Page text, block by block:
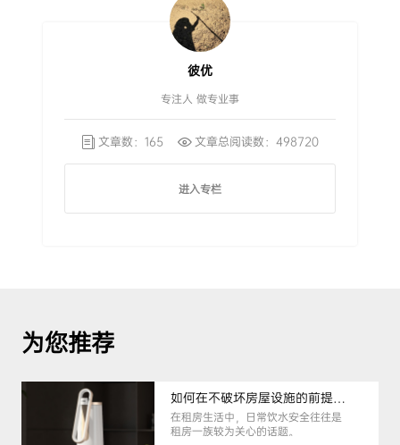
彼优
专注人 做专业事
文章数：165 文章总阅读数：498720
进入专栏
为您推荐
如何在不破坏房屋设施的前提下，挑选到合适的租房净水器
在租房生活中，日常饮水安全往往是
租房一族较为关心的话题。